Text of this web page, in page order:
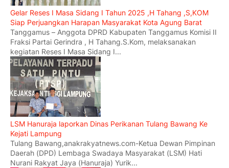
Gelar Reses I Masa Sidang I Tahun 2025 ,H Tahang ,S,KOM
Siap Perjuangkan Harapan Masyarakat Kota Agung Barat
Tanggamus – Anggota DPRD Kabupaten Tanggamus Komisi II
Fraksi Partai Gerindra , H Tahang.S.Kom, melaksanakan
kegiatan Reses I Masa Sidang I...
LSM Hanuraja laporkan Dinas Perikanan Tulang Bawang Ke
Kejati Lampung
Tulang Bawang,anakrakyatnews.com-Ketua Dewan Pimpinan
Daerah (DPD) Lembaga Swadaya Masyarakat (LSM) Hati
Nurani Rakyat Jaya (Hanuraja) Yurik...